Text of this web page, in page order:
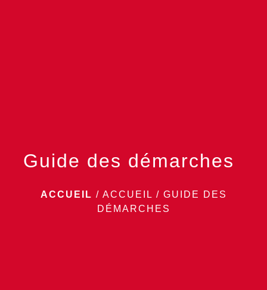
Guide des démarches
ACCUEIL / ACCUEIL / GUIDE DES
DÉMARCHES